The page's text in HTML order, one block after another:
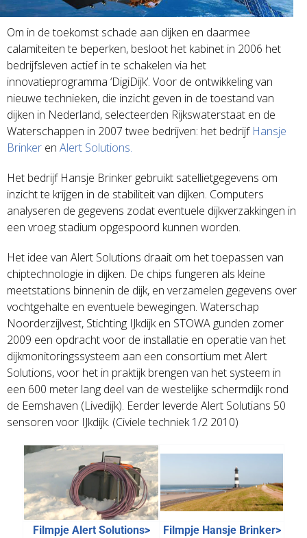
Om in de toekomst schade aan dijken en daarmee
calamiteiten te beperken, besloot het kabinet in 2006 het
bedrijfsleven actief in te schakelen via het
innovatieprogramma ‘DigiDijk’. Voor de ontwikkeling van
nieuwe technieken, die inzicht geven in de toestand van
dijken in Nederland, selecteerden Rijkswaterstaat en de
Waterschappen in 2007 twee bedrijven: het bedrijf Hansje
Brinker en Alert Solutions.
Het bedrijf Hansje Brinker gebruikt satellietgegevens om
inzicht te krijgen in de stabiliteit van dijken. Computers
analyseren de gegevens zodat eventuele dijkverzakkingen in
een vroeg stadium opgespoord kunnen worden.
Het idee van Alert Solutions draait om het toepassen van
chiptechnologie in dijken. De chips fungeren als kleine
meetstations binnenin de dijk, en verzamelen gegevens over
vochtgehalte en eventuele bewegingen. Waterschap
Noorderzijlvest, Stichting IJkdijk en STOWA gunden zomer
2009 een opdracht voor de installatie en operatie van het
dijkmonitoringssysteem aan een consortium met Alert
Solutions, voor het in praktijk brengen van het systeem in
een 600 meter lang deel van de westelijke schermdijk rond
de Eemshaven (Livedijk). Eerder leverde Alert Solutians 50
sensoren voor IJkdijk. (Civiele techniek 1/2 2010)
Filmpje Alert Solutions> Filmpje Hansje Brinker>